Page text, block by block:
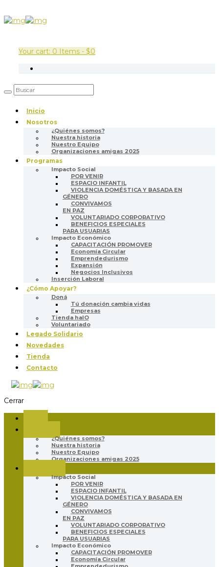
Your cart: 0 Items -$0
Inicio
Nosotros
¿Quiénes somos?
Nuestra historia
Nuestro Equipo
Organizaciones amigas 2025
Programas
Impacto Social
POR VENIR
ESPACIO INFANTIL
VIOLENCIA DOMÉSTICA Y BASADA EN
GÉNERO
CONVIVAMOS
EN PAZ
VOLUNTARIADO CORPORATIVO
BENEFICIOS ESPECIALES
PARA USUARIAS
Impacto Económico
CAPACITACIÓN PROMOVER
Economía Circular
Emprendedurismo
Expansión
Negocios Inclusivos
Inserción Laboral
¿Cómo Apoyar?
Doná
Tú donación cambia vidas
Empresas
Tienda halO
Voluntariado
Legado Solidario
Novedades
Tienda
Contacto
Cerrar
¿Quiénes somos?
Nuestra historia
Nuestro Equipo
Organizaciones amigas 2025
Impacto Social
POR VENIR
ESPACIO INFANTIL
VIOLENCIA DOMÉSTICA Y BASADA EN
GÉNERO
CONVIVAMOS
EN PAZ
VOLUNTARIADO CORPORATIVO
BENEFICIOS ESPECIALES
PARA USUARIAS
Impacto Económico
CAPACITACIÓN PROMOVER
Economía Circular